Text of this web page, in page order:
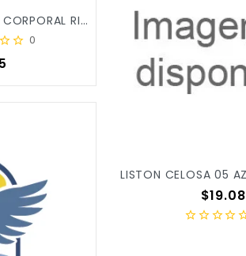
CREMA CORPORAL RICITOS DE ORO ALOE&CALENDULA 250ML X/12
0
Precio
$19.08